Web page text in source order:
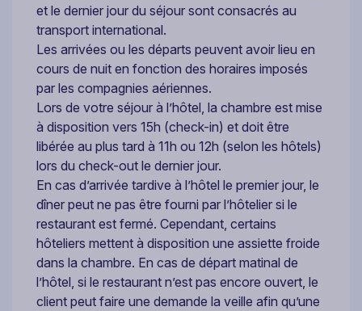
et le dernier jour du séjour sont consacrés au
transport international.
Les arrivées ou les départs peuvent avoir lieu en
cours de nuit en fonction des horaires imposés
par les compagnies aériennes.
Lors de votre séjour à l’hôtel, la chambre est mise
à disposition vers 15h (check-in) et doit être
libérée au plus tard à 11h ou 12h (selon les hôtels)
lors du check-out le dernier jour.
En cas d’arrivée tardive à l’hôtel le premier jour, le
dîner peut ne pas être fourni par l’hôtelier si le
restaurant est fermé. Cependant, certains
hôteliers mettent à disposition une assiette froide
dans la chambre. En cas de départ matinal de
l’hôtel, si le restaurant n’est pas encore ouvert, le
client peut faire une demande la veille afin qu’une